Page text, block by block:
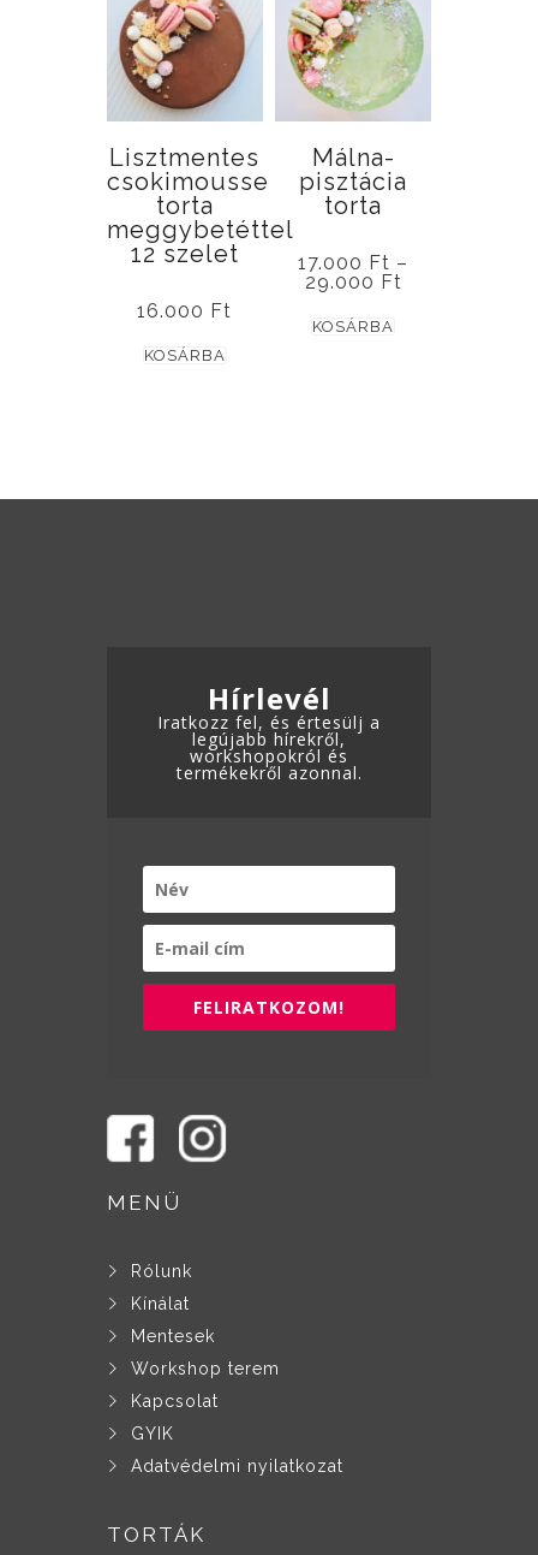
variációja
van.
A
a
termékoldalon
választhatók
ki
Lisztmentes
csokimousse
torta
meggybetéttel
12 szelet
16.000 Ft
KOSÁRBA
Málna-
pisztácia
torta
17.000 Ft –
29.000 Ft
KOSÁRBA
Hírlevél
Iratkozz fel, és értesülj a
legújabb hírekről,
workshopokról és
termékekről azonnal.
FELIRATKOZOM!
MENÜ
Rólunk
Kínálat
Mentesek
Workshop terem
Kapcsolat
GYIK
Adatvédelmi nyilatkozat
TORTÁK